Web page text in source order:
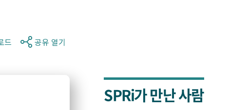
드 공유 열기
SPRi가 만난 사람